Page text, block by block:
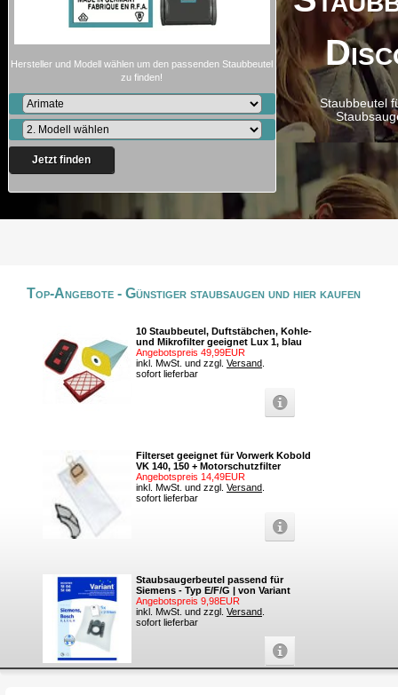
Staubbeutel
Hersteller und Modell wählen um den passenden Staubbeutel
zu finden!
Jetzt finden
Top-Angebote - Günstiger staubsaugen und hier kaufen
10 Staubbeutel, Duftstäbchen, Kohle-
und Mikrofilter geeignet Lux 1, blau
Angebotspreis 49,99EUR
inkl. MwSt. und zzgl. Versand
sofort lieferbar
Filterset geeignet für Vorwerk Kobold
VK 140, 150 + Motorschutzfilter
Angebotspreis 14,49EUR
inkl. MwSt. und zzgl. Versand
sofort lieferbar
Staubsaugerbeutel passend für
Siemens - Typ E/F/G | von Variant
Angebotspreis 9,98EUR
inkl. MwSt. und zzgl. Versand
sofort lieferbar